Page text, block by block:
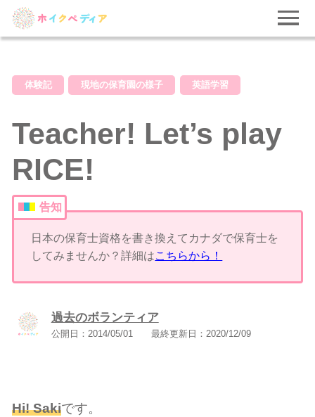
体験記 現地の保育園の様子 英語学習
Teacher! Let’s play
RICE!
告知
日本の保育士資格を書き換えてカナダで保育士を
してみませんか？詳細はこちらから！
過去のボランティア
公開日： 2014/05/01 最終更新日： 2020/12/09
Hi! Sakiです。